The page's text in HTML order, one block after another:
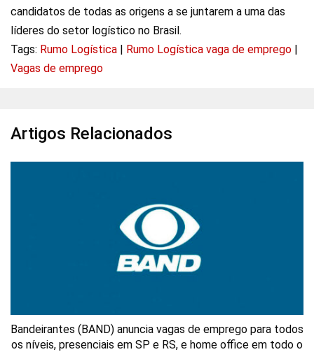
candidatos de todas as origens a se juntarem a uma das
líderes do setor logístico no Brasil.
Tags: Rumo Logística Rumo Logística vaga de emprego
Vagas de emprego
Artigos Relacionados
Bandeirantes (BAND) anuncia vagas de emprego para todos
os níveis, presenciais em SP e RS, e home office em todo o